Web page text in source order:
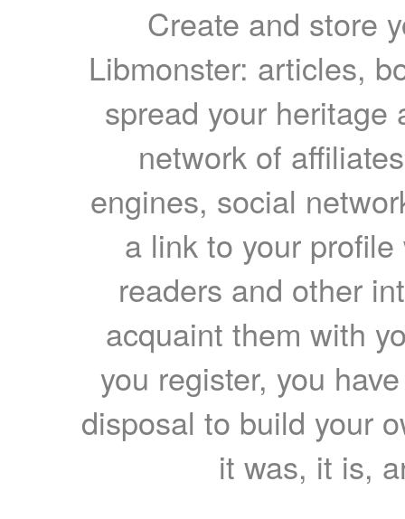
Create and store
Libmonster: articles,
spread your heritage
network of
engines, social
a link to your
readers and other
acquaint them with
you register, you
disposal to build your
it was, it is,